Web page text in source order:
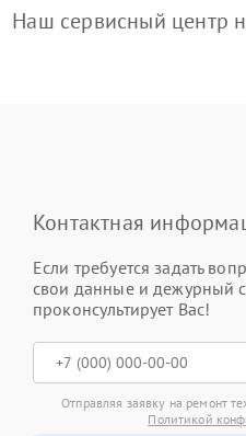
Наш сервисный центр
Контактная
Если требуется задать
свои данные и дежурный
проконсультирует Вас!
Отправляя заявку на ремонт
Политикой